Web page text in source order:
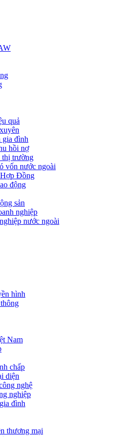
quả
gia đình
hồi nợ
thị trường
vốn nước ngoài
Đồng
động
sản
nghiệp
nước ngoài
hình
Nam
chấp
diện
nghệ
nghiệp
đình
thương mại